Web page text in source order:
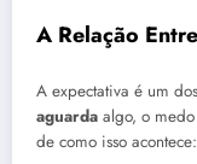
A Relação
A expectativa é um
aguarda algo, o
de como isso acontece: